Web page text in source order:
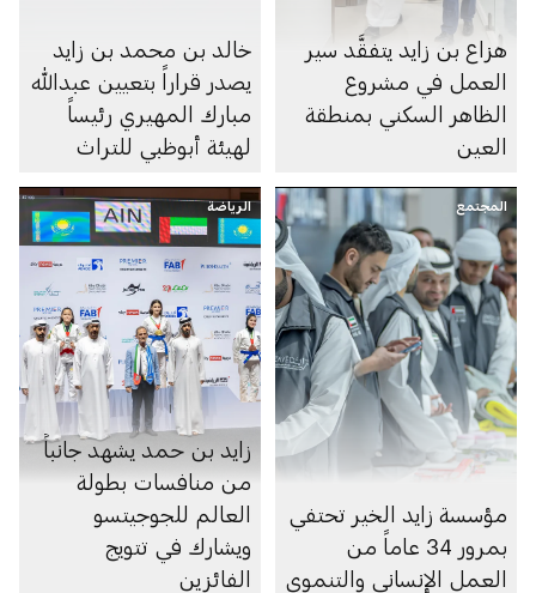
هزاع بن زايد يتفقَّد سير
العمل في مشروع
الظاهر السكني بمنطقة
العين
خالد بن محمد بن زايد
يصدر قراراً بتعيين عبدالله
مبارك المهيري رئيساً
لهيئة أبوظبي للتراث
المجتمع
مؤسسة زايد الخير تحتفي
بمرور 34 عاماً من
العمل الإنساني والتنموي
الرياضة
زايد بن حمد يشهد جانباً
من منافسات بطولة
العالم للجوجيتسو
ويشارك في تتويج
الفائزين